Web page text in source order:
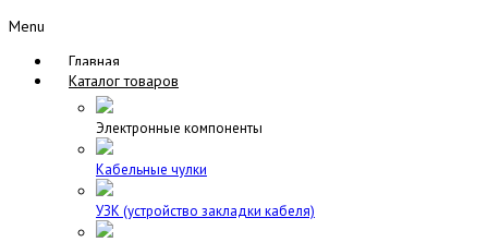
Menu
Главная
Каталог товаров
Электронные компоненты
Кабельные чулки
УЗК (устройство закладки кабеля)